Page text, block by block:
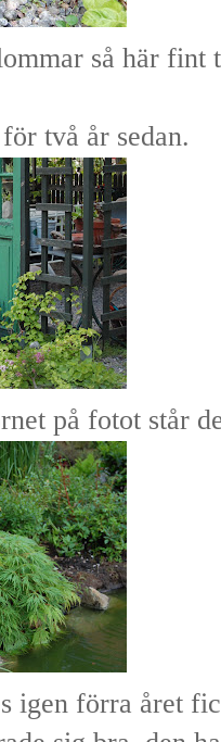
så här fint
två år sedan.
på fotot står
igen förra året